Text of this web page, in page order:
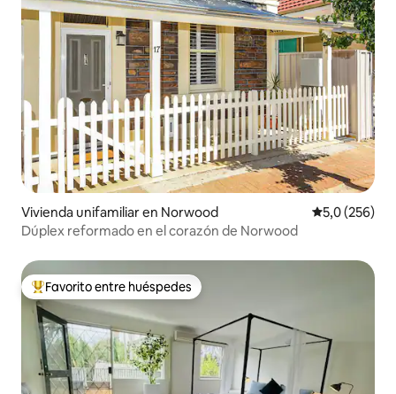
Vivienda unifamiliar en Norwood Calificación
5,0 (256)
Dúplex reformado en el corazón de Norwood
Favorito entre los huéspedes más destacados
Favorito entre huéspedes